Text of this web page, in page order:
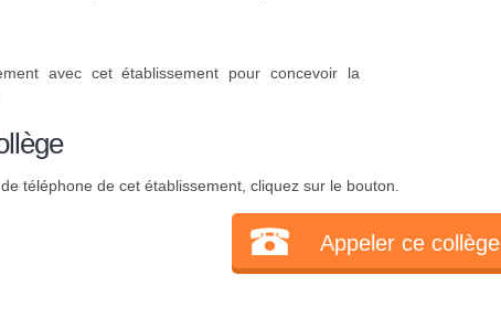
avec cet établissement pour concevoir la
téléphone de cet établissement, cliquez sur le bouton.
Appeler ce collège